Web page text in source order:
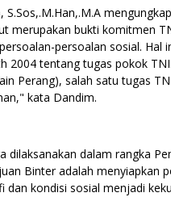
merupakan bukti komitmen
persoalan sosial. Hal
2004 tentang tugas pokok
Perang), salah satu tugas
kata Dandim.
dilaksanakan dalam rangka
Binter adalah menyiapkan
kondisi sosial menjadi